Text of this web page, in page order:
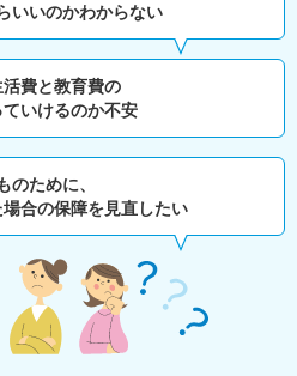
いいのかわからない
活費と教育費の
いけるのか不安
のために、
合の保障を見直したい